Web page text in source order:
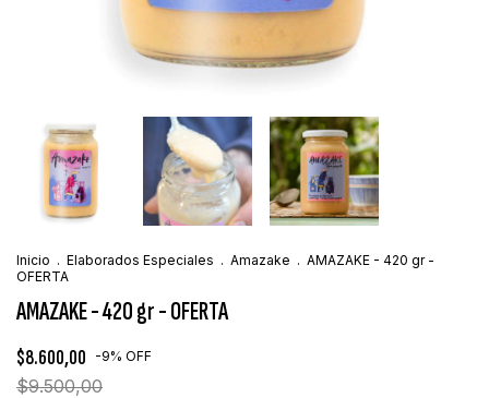
Inicio . Elaborados Especiales . Amazake . AMAZAKE - 420 gr -
OFERTA
AMAZAKE - 420 gr - OFERTA
$8.600,00 -9% OFF
$9.500,00